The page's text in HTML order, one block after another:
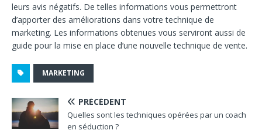
leurs avis négatifs. De telles informations vous permettront
d’apporter des améliorations dans votre technique de
marketing. Les informations obtenues vous serviront aussi de
guide pour la mise en place d’une nouvelle technique de vente.
MARKETING
PRÉCÉDENT
Quelles sont les techniques opérées par un coach
en séduction ?